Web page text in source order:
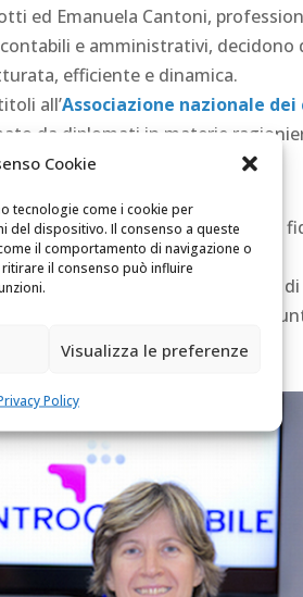
Cookie
tecnologie come i cookie per
del dispositivo. Il consenso a queste
il comportamento di navigazione o
il consenso può influire
Visualizza le preferenze
Policy
ed Emanuela Cantoni,
e amministrativi, decidono
efficiente e dinamica.
all’Associazione nazionale
da diplomati in materie
di servire numerose imprese,
del nostro lavoro.
di essere fra le realtà selezionate
eccellenti nelle loro disclipine,